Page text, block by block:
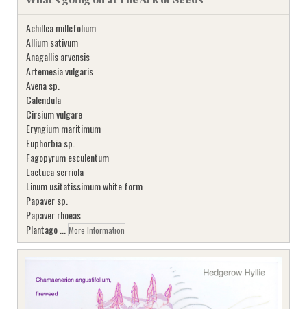
Achillea millefolium
Allium sativum
Anagallis arvensis
Artemesia vulgaris
Avena sp.
Calendula
Cirsium vulgare
Eryngium maritimum
Euphorbia sp.
Fagopyrum esculentum
Lactuca serriola
Linum usitatissimum white form
Papaver sp.
Papaver rhoeas
Plantago ...
More Information